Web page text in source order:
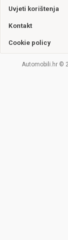
Uvjeti korištenja
Kontakt
Cookie policy
Automobili.hr ©